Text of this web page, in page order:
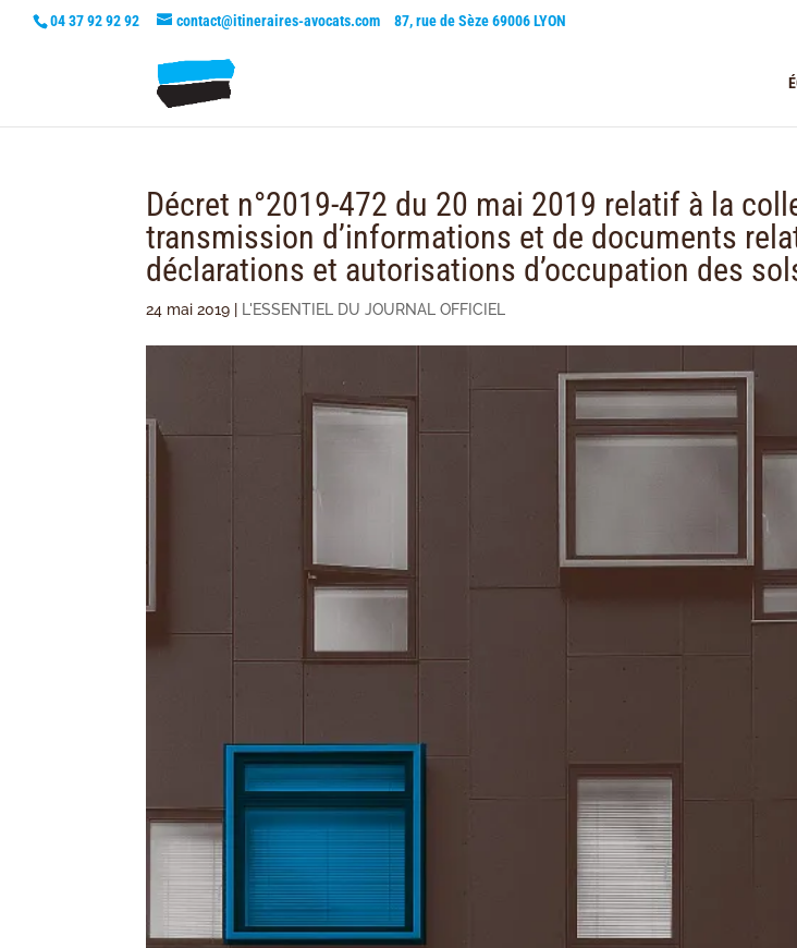
04 37 92 92 92 contact@itineraires-avocats.com 87, rue de Sèze 69006 LYON
Décret n°2019-472 du 20 mai 2019 relatif à la
transmission d’informations et de documents
déclarations et autorisations d’occupation des
24 mai 2019 L'ESSENTIEL DU JOURNAL OFFICIEL